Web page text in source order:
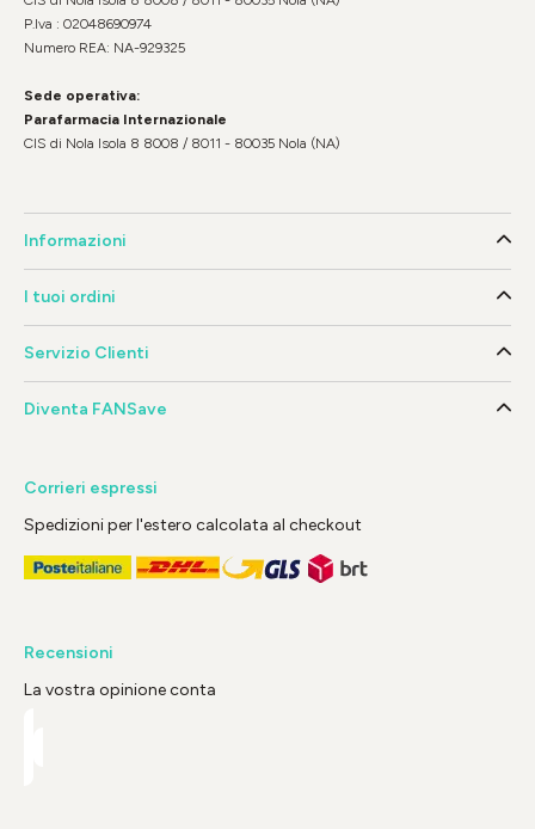
P.Iva : 02048690974
Numero REA: NA-929325
Sede operativa:
Parafarmacia Internazionale
CIS di Nola Isola 8 8008 / 8011 - 80035 Nola (NA)
Informazioni
I tuoi ordini
Servizio Clienti
Diventa FANSave
Corrieri espressi
Spedizioni per l'estero calcolata al checkout
Recensioni
La vostra opinione conta